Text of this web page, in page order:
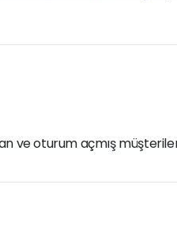
ve oturum açmış